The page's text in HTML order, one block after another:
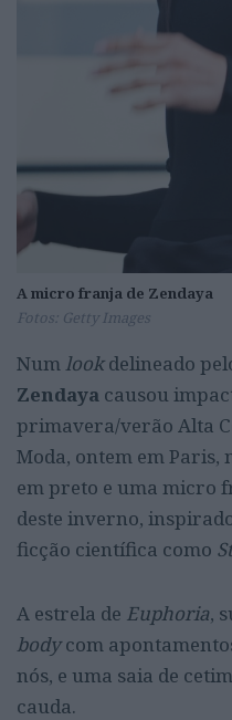
A micro franja de Zendaya
Fotos: Getty Images
Numlookdelineado
Zendaya causou
primavera/verão Alta
Moda, ontem em
em preto e uma micro
deste inverno,
ficção científica como
A estrela de Euphoria,
bodycom
nós, e uma saia de
cauda.